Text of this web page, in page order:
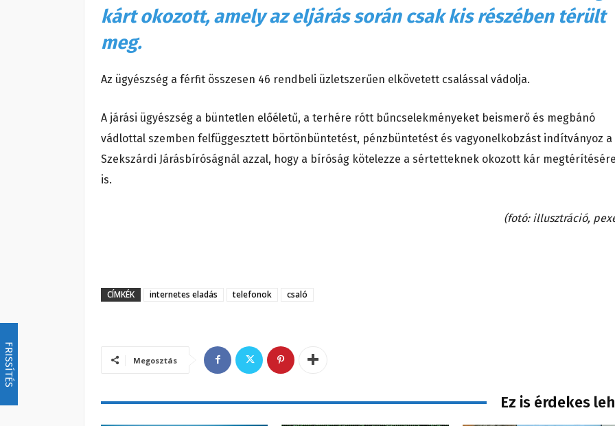
FRISSÍTÉS
kárt okozott, amely az eljárás során csak kis részében térült
meg.
Az ügyészség a férfit összesen 46 rendbeli üzletszerűen elkövetett csalással vádolja.
A járási ügyészség a büntetlen előéletű, a terhére rótt bűncselekményeket beismerő és megbánó
vádlottal szemben felfüggesztett börtönbüntetést, pénzbüntetést és vagyonelkobzást indítványoz a
Szekszárdi Járásbíróságnál azzal, hogy a bíróság kötelezze a sértetteknek okozott kár
is.
(fotó: illusztráció,
CÍMKÉK internetes eladás telefonok csaló
Megosztás
Ez is érdekes